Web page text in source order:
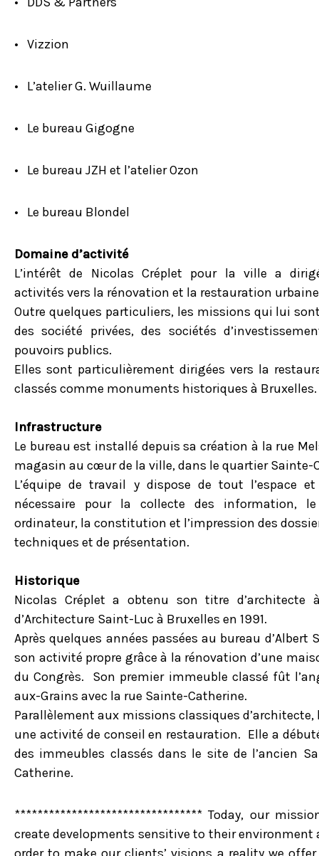
• Vizzion
• L’atelier G. Wuillaume
• Le bureau Gigogne
• Le bureau JZH et l’atelier Ozon
• Le bureau Blondel
Domaine d’activité
L’intérêt de Nicolas Créplet pour la ville a
activités vers la rénovation et la restauration
Outre quelques particuliers, les missions qui lui
des société privées, des sociétés
pouvoirs publics.
Elles sont particulièrement dirigées vers la
classés comme monuments historiques à Bruxelles.
Infrastructure
Le bureau est installé depuis sa création à la rue
magasin au cœur de la ville, dans le quartier Sainte-
L’équipe de travail y dispose de tout l’espace
nécessaire pour la collecte des information,
ordinateur, la constitution et l’impression des
techniques et de présentation.
Historique
Nicolas Créplet a obtenu son titre d’architecte
d’Architecture Saint-Luc à Bruxelles en 1991.
Après quelques années passées au bureau d’Albert
son activité propre grâce à la rénovation d’une
du Congrès. Son premier immeuble classé fût
aux-Grains avec la rue Sainte-Catherine.
Parallèlement aux missions classiques d’architecte,
une activité de conseil en restauration. Elle a
des immeubles classés dans le site de l’ancien
Catherine.
********************************* Today, our
create developments sensitive to their environment